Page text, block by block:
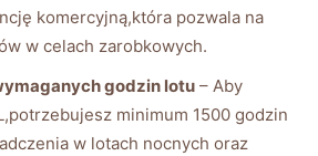
komercyjną,która pozwala na
w celach zarobkowych.
godzin lotu – Aby
minimum 1500 godzin
w lotach nocnych oraz